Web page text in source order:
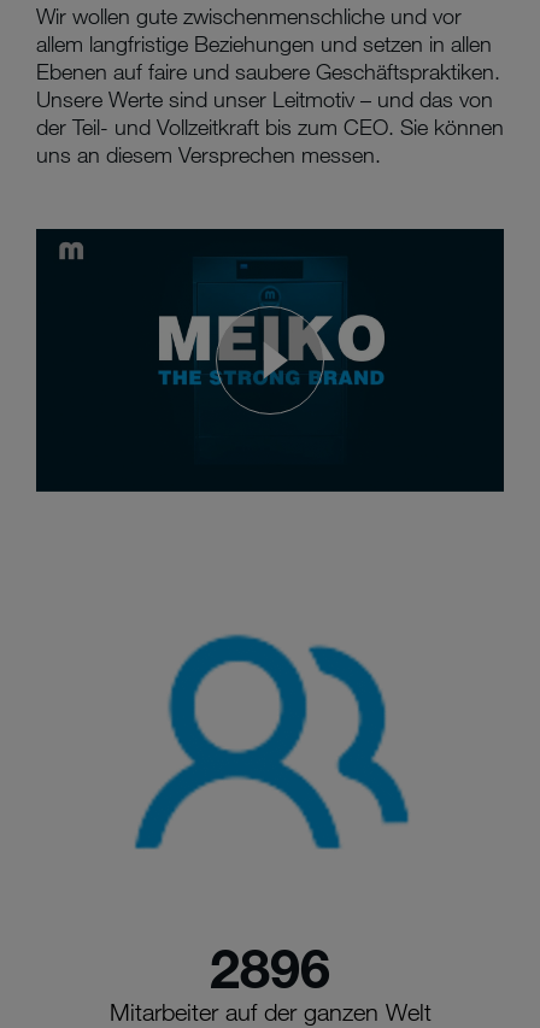
Wir wollen gute zwischenmenschliche und vor
allem langfristige Beziehungen und setzen in allen
Ebenen auf faire und saubere Geschäftspraktiken.
Unsere Werte sind unser Leitmotiv – und das von
der Teil- und Vollzeitkraft bis zum CEO. Sie können
uns an diesem Versprechen messen.
2896
Mitarbeiter auf der ganzen Welt